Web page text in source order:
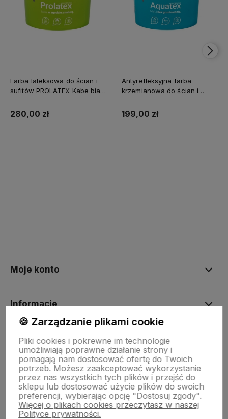
Farba lateksowa do ścian i
sufitów PROLATEX Kabe biała
matowa
280,00 zł
Antyrefleksyjna farba
krzemianowa do ścian i
199,00 zł
Moje konto
Informacje
O nas
Dostawa i płatności
Sklepy stacjonarne
🍪 Zarządzanie plikami cookie
Pliki cookies i pokrewne im technologie
umożliwiają poprawne działanie strony i
pomagają nam dostosować ofertę do Twoich
potrzeb. Możesz zaakceptować wykorzystanie
przez nas wszystkich tych plików i przejść do
sklepu lub dostosować użycie plików do swoich
preferencji, wybierając opcję "Dostosuj zgody".
Więcej o plikach cookies przeczytasz w naszej
Polityce prywatności.